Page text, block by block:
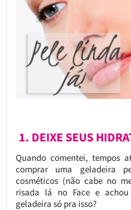
1. DEIXE SEUS
Quando comentei, tempos
comprar uma geladeira
cosméticos (não cabe no
risada lá no Face e
geladeira só pra isso?